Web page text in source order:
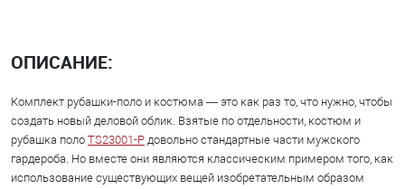
ОПИСАНИЕ:
Комплект рубашки-поло и костюма — это как раз то, что нужно, чтобы
создать новый деловой облик. Взятые по отдельности, костюм и
рубашка поло TS23001-Р довольно стандартные части мужского
гардероба. Но вместе они являются классическим примером того, как
использование существующих вещей изобретательным образом